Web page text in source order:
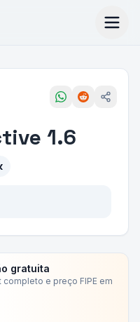
1.6
gratuita
e preço FIPE em